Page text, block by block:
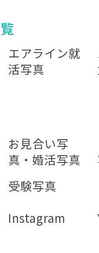
エアライン就
活写真
お見合い写
真・婚活写真
受験写真
Instagram